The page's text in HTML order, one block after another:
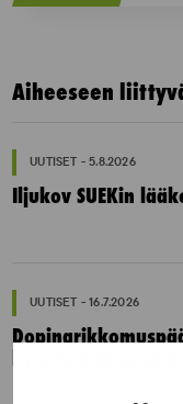
Aiheeseen
UUTISET - 5.8.2026
Iljukov SUEKin
UUTISET - 16.7.2026
kysymyksiä ja